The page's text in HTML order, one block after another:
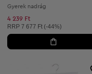
Gyerek nadrág
4 239 Ft
Ajánlott ár:
RRP 7 677 Ft (-44%)